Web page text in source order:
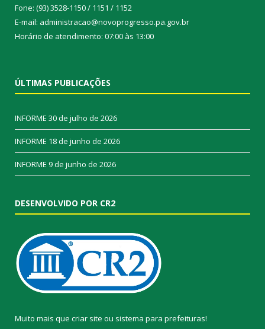
Fone: (93) 3528-1150 / 1151 / 1152
E-mail: administracao@novoprogresso.pa.gov.br
Horário de atendimento: 07:00 às 13:00
ÚLTIMAS PUBLICAÇÕES
INFORME 30 de julho de 2026
INFORME 18 de junho de 2026
INFORME 9 de junho de 2026
DESENVOLVIDO POR CR2
Muito mais que criar site ou sistema para prefeituras!